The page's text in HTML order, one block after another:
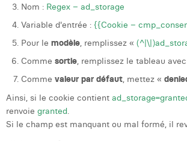
Nom : Regex – ad_storage
Variable d'entrée : {{Cookie –
Pour le modèle, remplissez «
Comme sortie, remplissez le tableau
Comme valeur par défaut, mettez «
Ainsi, si le cookie contient
renvoie granted.
Si le champ est manquant ou mal formé, il